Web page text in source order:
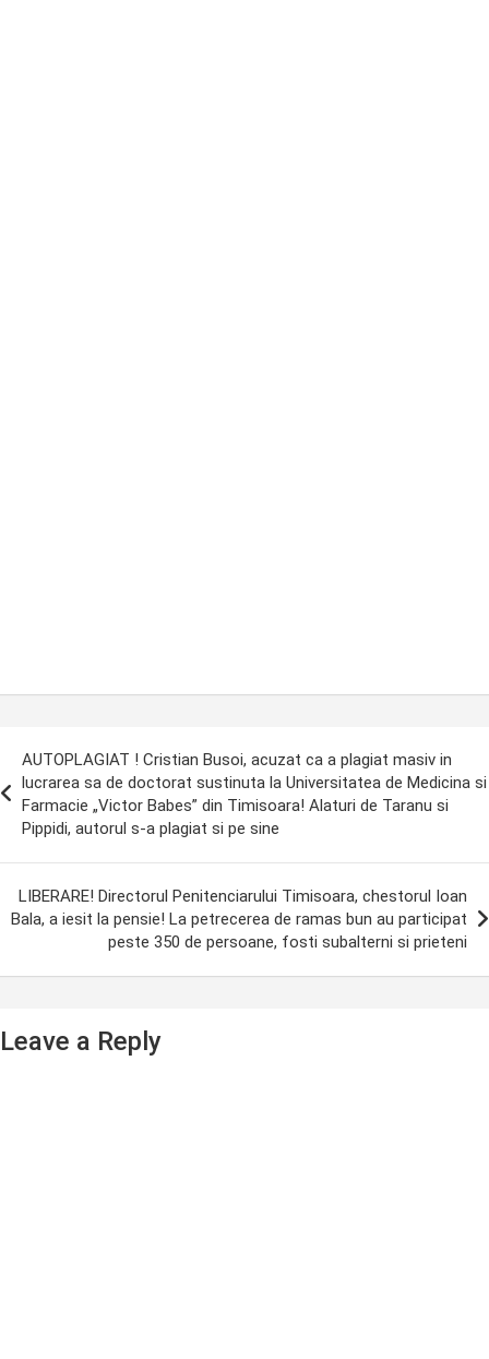
AUTOPLAGIAT ! Cristian Busoi, acuzat ca a plagiat masiv in
lucrarea sa de doctorat sustinuta la Universitatea de Medicina si
Farmacie „Victor Babes” din Timisoara! Alaturi de Taranu si
Pippidi, autorul s-a plagiat si pe sine
LIBERARE! Directorul Penitenciarului Timisoara, chestorul Ioan
Bala, a iesit la pensie! La petrecerea de ramas bun au participat
peste 350 de persoane, fosti subalterni si prieteni
Leave a Reply